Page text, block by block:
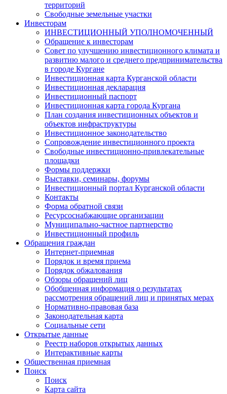
территорий
Свободные земельные участки
Инвесторам
ИНВЕСТИЦИОННЫЙ УПОЛНОМОЧЕННЫЙ
Обращение к инвесторам
Совет по улучшению инвестиционного климата и
развитию малого и среднего предпринимательства
в городе Кургане
Инвестиционная карта Курганской области
Инвестиционная декларация
Инвестиционный паспорт
Инвестиционная карта города Кургана
План создания инвестиционных объектов и
объектов инфраструктуры
Инвестиционное законодательство
Сопровождение инвестиционного проекта
Свободные инвестиционно-привлекательные
площадки
Формы поддержки
Выставки, семинары, форумы
Инвестиционный портал Курганской области
Контакты
Форма обратной связи
Ресурсоснабжающие организации
Муниципально-частное партнерство
Инвестиционный профиль
Обращения граждан
Интернет-приемная
Порядок и время приема
Порядок обжалования
Обзоры обращений лиц
Обобщенная информация о результатах
рассмотрения обращений лиц и принятых мерах
Нормативно-правовая база
Законодательная карта
Социальные сети
Открытые данные
Реестр наборов открытых данных
Интерактивные карты
Общественная приемная
Поиск
Поиск
Карта сайта